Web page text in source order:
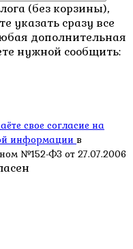
(без корзины),
указать сразу все
дополнительная
нужной сообщить:
свое согласие на
информации в
№152-ФЗ от 27.07.2006